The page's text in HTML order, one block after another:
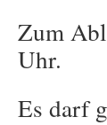
Zum
Uhr.
Es darf